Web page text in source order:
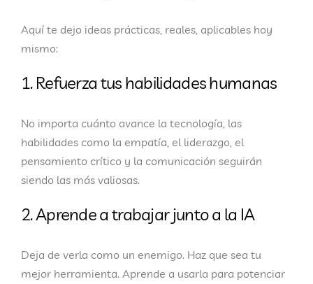
Aquí te dejo ideas prácticas, reales, aplicables hoy
mismo:
1. Refuerza tus habilidades humanas
No importa cuánto avance la tecnología, las
habilidades como la empatía, el liderazgo, el
pensamiento crítico y la comunicación seguirán
siendo las más valiosas.
2. Aprende a trabajar junto a la IA
Deja de verla como un enemigo. Haz que sea tu
mejor herramienta. Aprende a usarla para potenciar